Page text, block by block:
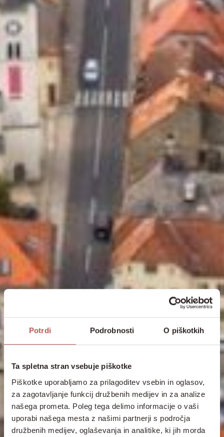
Potrdi Podrobnosti O piškotkih
Ta spletna stran vsebuje piškotke
Piškotke uporabljamo za prilagoditev vsebin in oglasov,
za zagotavljanje funkcij družbenih medijev in za analize
našega prometa. Poleg tega delimo informacije o vaši
uporabi našega mesta z našimi partnerji s področja
družbenih medijev, oglaševanja in analitike, ki jih morda